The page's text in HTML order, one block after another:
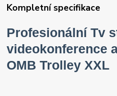
Kompletní specifikace
Profesionální Tv
videokonference
OMB Trolley XXL